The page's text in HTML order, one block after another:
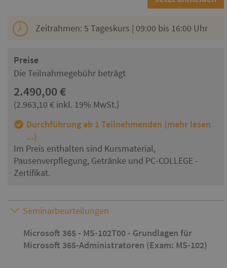
Zeitrahmen: 5 Tageskurs | 09:00 bis 16:00 Uhr
Preise
Die Teilnahmegebühr beträgt
2.490,00 €
(2.963,10 € inkl. 19% MwSt.)
Durchführung ab 1 Teilnehmenden (mehr lesen
...)
Im Preis enthalten sind Kursmaterial,
Pausenverpflegung, Getränke und PC-COLLEGE -
Zertifikat.
Seminarbeurteilungen
Microsoft 365 - MS-102T00 - Grundlagen für
Microsoft 365-Administratoren (Exam: MS-102)